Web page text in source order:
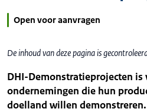
Open voor aanvragen
De inhoud van deze pagina is
DHI-Demonstratieprojecten is
ondernemingen die hun
doelland willen